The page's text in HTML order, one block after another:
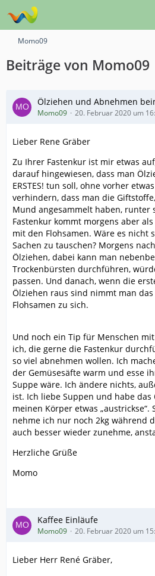
Momo09
Beiträge von Momo09
Ölziehen und Abnehmen
Momo09 20. Februar 2020 um
Lieber Rene Gräber
Zu Ihrer Fastenkur ist mir etwas
darauf hingewiesen, dass man
ERSTES! tun soll, ohne vorher
verhindern, dass man die
Mund angesammelt haben, runter
Fastenkur kommt morgens aber
mit den Flohsamen. Wäre es nicht
Sachen zu tauschen? Morgens
Ölziehen, dabei kann man
Trockenbürsten durchführen,
passen. Und danach, wenn die
Ölziehen raus sind nimmt man das
Flohsamen zu sich.
Und noch ein Tip für Menschen
ich, die gerne die Fastenkur
so viel abnehmen wollen. Ich
der Gemüsesäfte warm und esse
Suppe wäre. Ich ändere nichts,
ist. Ich liebe Suppen und habe das
meinen Körper etwas „austrickse“.
nehme ich nur noch 2kg während
auch besser wieder zunehme,
Herzliche Grüße
Momo
Kaffee Einläufe
Momo09 20. Februar 2020 um
Lieber Herr René Gräber,